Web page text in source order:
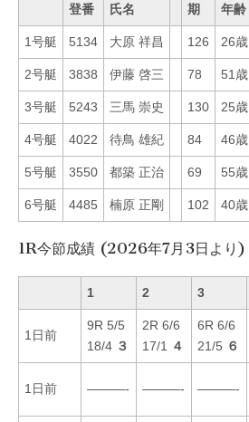
登番 氏名 期 年齢
1号艇 5134 大原 祥昌 126 26歳
2号艇 3838 伊藤 啓三 78 51歳
3号艇 5243 三馬 崇史 130 25歳
4号艇 4022 待鳥 雄紀 84 46歳
5号艇 3550 都築 正治 69 55歳
6号艇 4485 楠原 正剛 102 40歳
1R今節成績 (2026年7月3日より)
1 2 3
1日前
9R 5/5
18/4 ３
2R 6/6
17/1
４
6R 6/6
21/5 ６
1日前 ———- ———- ———-